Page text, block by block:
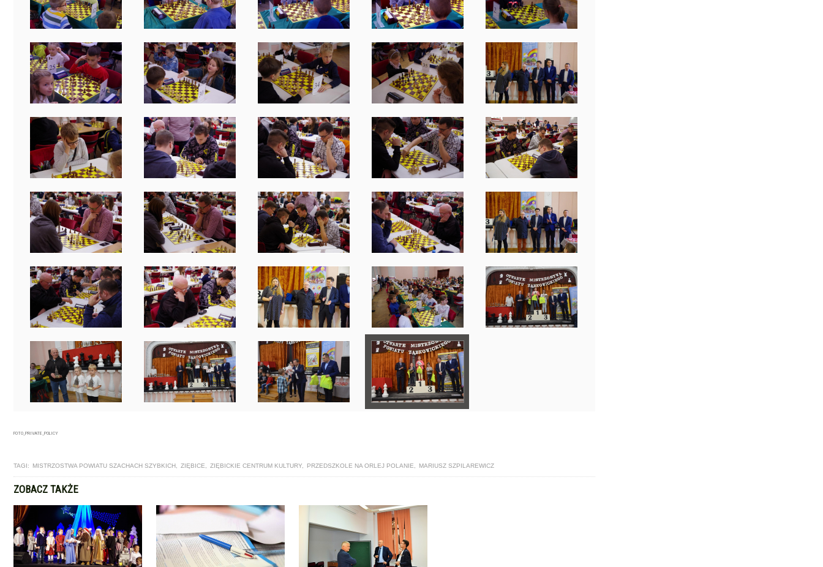
FOTO_PRIVATE_POLICY
TAGI: MISTRZOSTWA POWIATU SZACHACH SZYBKICH ZIĘBICE ZIĘBICKIE CENTRUM KULTURY PRZEDSZKOLE NA ORLEJ POLANIE MARIUSZ SZPILAREWICZ
ZOBACZ TAKŻE